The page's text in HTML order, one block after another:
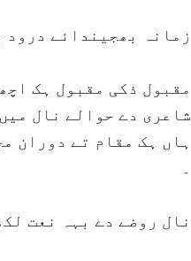
زمانہ بھجیندائے درود
مقبول ذکی مقبول ہک
شاعری دے حوالے نال
ہاں ہک مقام تے دوران
۔
نال روضے دے بہہ نعت